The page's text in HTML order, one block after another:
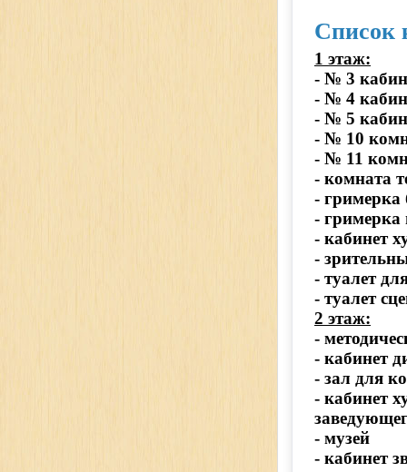
Список
1 этаж:
- № 3
- № 4
- № 5
- № 10
- № 11
- комната
-
- гримерка
- кабинет
-
- туалет
- туалет
2 этаж:
-
- кабинет
- зал для
- кабинет
- музей
- кабинет